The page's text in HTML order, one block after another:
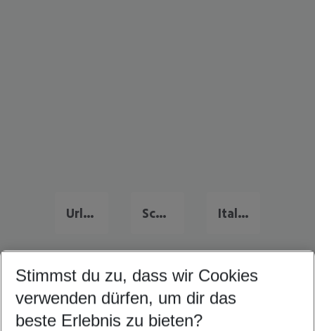
Urlaub Deutschland Schweiz Urlaub Italien Urlaub
Quicklinks
Familienurlaub Sölden
Stimmst du zu, dass wir Cookies
verwenden dürfen, um dir das
beste Erlebnis zu bieten?